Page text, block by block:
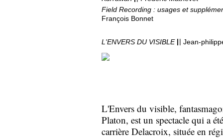
Field Recording : usages et
François Bonnet
L'ENVERS DU VISIBLE || Jean-
L'Envers du visible,
Platon, est un spectacle qui a
carrière Delacroix, située en